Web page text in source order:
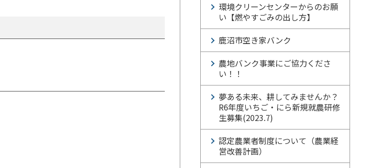
環境クリーンセンターからのお願
い【燃やすごみの出し方】
鹿沼市空き家バンク
農地バンク事業にご協力くださ
い！！
夢ある未来、耕してみませんか？
R6年度いちご・にら新規就農研修
生募集(2023.7)
認定農業者制度について（農業経
営改善計画）